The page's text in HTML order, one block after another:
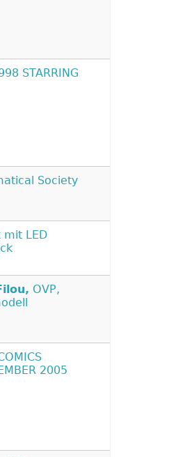
STARRING
Society
mit LED
OVP,
2005